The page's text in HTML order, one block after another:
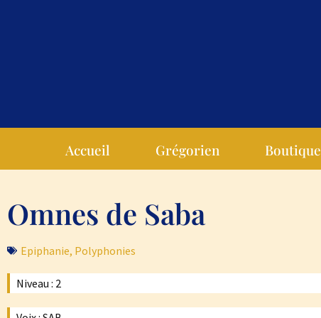
Accueil Grégorien Boutique
Omnes de Saba
Epiphanie, Polyphonies
Niveau : 2